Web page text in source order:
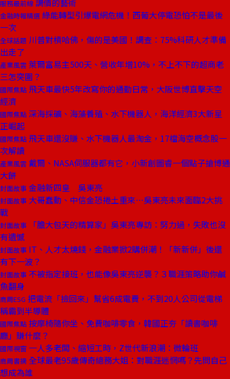
服務最前線 調價的藝術
金融時報精選 綠能轉型引爆電網危機！西葡大停電恐怕不是最後
一次
全球話題 川普對槓哈佛，傷的是美國！調查：75%科研人才準備
出走了
產業風雲 萊爾富易主500天、營收年增10%，不上不下的超商老
三怎突圍？
國際焦點 飛天車最快5年改寫你的通勤日常，大阪世博直擊天空
經濟
國際焦點 深海採礦、海藻養殖、水下機器人，海洋經濟3大新星
正崛起
國際焦點 飛天車還沒賺、水下機器人最淘金，17檔海空概念股一
次解讀
產業風雲 戴爾、NASA伺服器都有它，小新創圖睿一個點子搶博通
大餅
封面故事 金融新四皇 吳東亮
封面故事 大哥蠢動、中信金恐捲土重來⋯吳東亮未來面臨2大挑
戰
封面故事
「膽大包天的精算家」吳東亮專訪：努力過，失敗也沒
有遺憾
封面故事 IT、人才太燒錢，金融業掀2購併潮！「新新併」後還
有下一波？
封面故事 不被指定接班，也能像吳東亮逆襲？３職涯策略助你鹹
魚翻身
商周ESG 把電流「撿回來」幫省6成電費，不到20人公司從電梯
稱霸到半導體
國際焦點 按摩椅隨你坐、免費咖啡零食，韓國正夯「讀書咖啡
廳」賺什麼？
國際視窗 一人多老闆、縮短工時，Z世代新浪潮：微輪班
商周書摘 全球最老95歲傳奇總務大姐：對職涯迷惘嗎？先問自己
想成為誰